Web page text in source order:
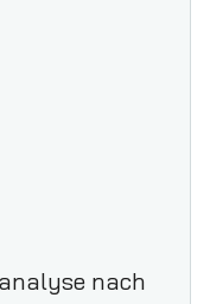
nach